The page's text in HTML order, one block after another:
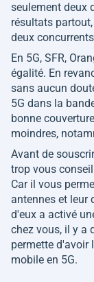
seulement deux
résultats
deux
En 5G, SFR,
égalité. En
sans aucun
5G dans la
bonne
moindres,
Avant de
trop vous
Car il vous
antennes et leur
d'eux a activé
chez vous, il y a
permette d'avoir
mobile en 5G.